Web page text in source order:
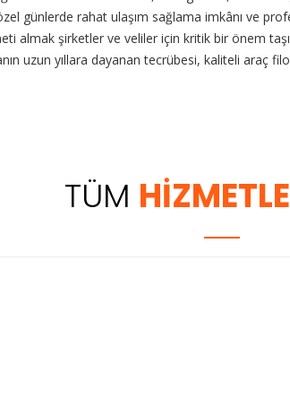
günlerde rahat ulaşım sağlama imkânı ve
almak şirketler ve veliler için kritik bir önem
uzun yıllara dayanan tecrübesi, kaliteli
TÜM